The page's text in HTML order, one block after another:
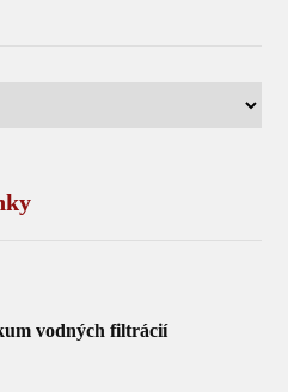
vodných filtrácií